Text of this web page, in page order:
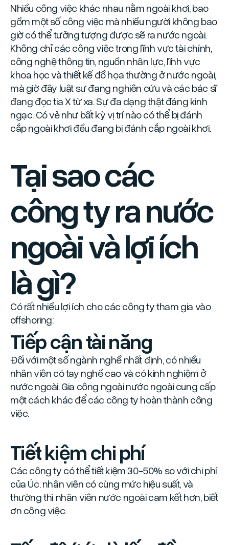
Nhiều công việc khác nhau nằm ngoài khơi, bao
gồm một số công việc mà nhiều người không bao
giờ có thể tưởng tượng được sẽ ra nước ngoài.
Không chỉ các công việc trong lĩnh vực tài chính,
công nghệ thông tin, nguồn nhân lực, lĩnh vực
khoa học và thiết kế đồ họa thường ở nước ngoài,
mà giờ đây luật sư đang nghiên cứu và các bác sĩ
đang đọc tia X từ xa. Sự đa dạng thật đáng kinh
ngạc. Có vẻ như bất kỳ vị trí nào có thể bị đánh
cắp ngoài khơi đều đang bị đánh cắp ngoài khơi.
Tại sao các
công ty ra nước
ngoài và lợi ích
là gì?
Có rất nhiều lợi ích cho các công ty tham gia vào
offshoring:
Tiếp cận tài năng
Đối với một số ngành nghề nhất định, có nhiều
nhân viên có tay nghề cao và có kinh nghiệm ở
nước ngoài. Gia công ngoài nước ngoài cung cấp
một cách khác để các công ty hoàn thành công
việc.
Tiết kiệm chi phí
Các công ty có thể tiết kiệm 30-50% so với chi phí
của Úc. nhân viên có cùng mức hiệu suất, và
thường thì nhân viên nước ngoài cam kết hơn, biết
ơn công việc.